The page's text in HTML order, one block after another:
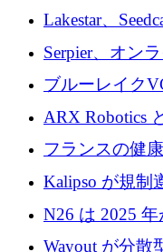
る人々が必要で
Lakestar、
SE3 が自律シ
ームを発表
Serpier、オン
性向上を支援
ブルーレイク
導スタートア
ARX Robotics
を設立し、無
フランスの健
ユーロの資金
Kalipso が規制
るために 320
N26 は 2025
達成
Wayout が分散